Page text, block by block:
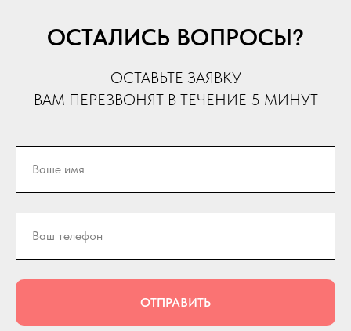
ОСТАЛИСЬ ВОПРОСЫ?
ОСТАВЬТЕ ЗАЯВКУ
ВАМ ПЕРЕЗВОНЯТ В ТЕЧЕНИЕ 5 МИНУТ
ОТПРАВИТЬ